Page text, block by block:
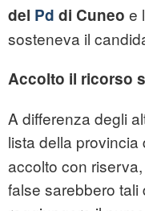
del Pd di Cuneo e
sosteneva il
Accolto il ricorso
A differenza degli
lista della provincia
accolto con
false sarebbero